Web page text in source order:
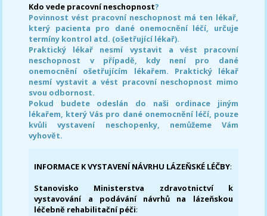
Kdo vede pracovní neschopnost?
Povinnost vést pracovní neschopnost má ten lékař,
který pacienta pro dané onemocnění léčí, určuje
termíny kontrol atd. (ošetřující lékař).
Praktický lékař nesmí vystavit a vést pracovní
neschopnost v případě, kdy není pro dané
onemocnění ošetřujícím lékařem. Praktický lékař
nesmí vystavit a vést pracovní neschopnost mimo
svou odbornost.
Pokud budete odeslán do naši ordinace jiným
lékařem, který Vás pro dané onemocnění léčí, pouze
kvůli vystavení neschopenky, nemůžeme Vám
vyhovět.
INFORMACE K VYSTAVENÍ NÁVRHU LÁZEŇSKÉ LÉČBY:
Stanovisko Ministerstva zdravotnictví k
vystavování a podávání návrhů na lázeňskou
léčebně rehabilitační péči: